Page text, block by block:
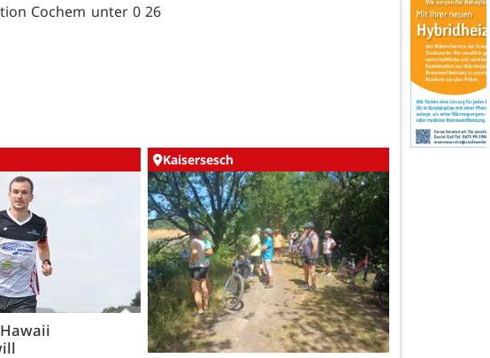
Cochem unter 0 26
Kaisersesch